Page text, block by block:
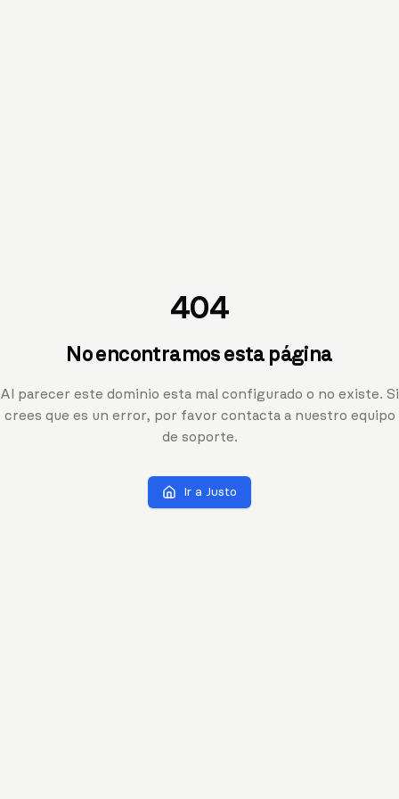
404
No encontramos esta página
Al parecer este dominio esta mal configurado o no existe. Si
crees que es un error, por favor contacta a nuestro equipo
de soporte.
Ir a Justo